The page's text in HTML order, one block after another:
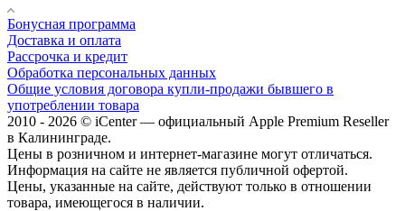
Бонусная программа
Доставка и оплата
Рассрочка и кредит
Обработка персональных данных
Общие условия договора купли-продажи бывшего в
употреблении товара
2010 - 2026 © iCenter — официальный Apple Premium Reseller
в Калининграде.
Цены в розничном и интернет-магазине могут отличаться.
Информация на сайте не является публичной офертой.
Цены, указанные на сайте, действуют только в отношении
товара, имеющегося в наличии.